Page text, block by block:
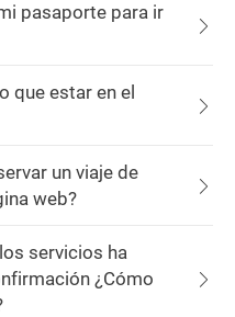
pasaporte para ir
que estar en el
un viaje de
web?
servicios ha
¿Cómo